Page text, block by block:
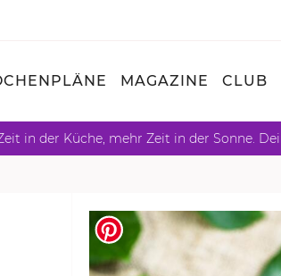
MAGAZINE CLUB
in der Küche, mehr Zeit in der Sonne.